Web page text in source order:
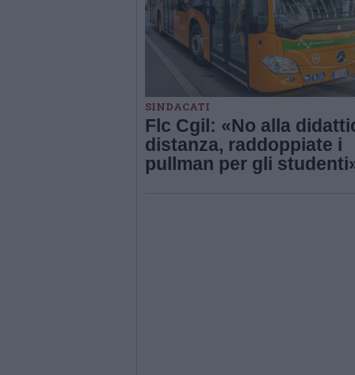
SINDACATI
Flc Cgil: «No alla
distanza, raddoppiate i
pullman per gli